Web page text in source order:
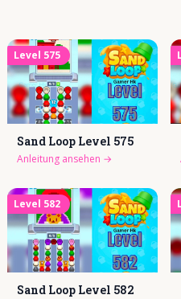
Level 575
Sand Loop Level 575
Anleitung ansehen →
Level 582
Sand Loop Level 582